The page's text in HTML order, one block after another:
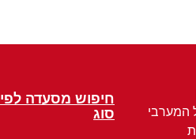
המערבי
חיפוש מסעדה לפי
סוג